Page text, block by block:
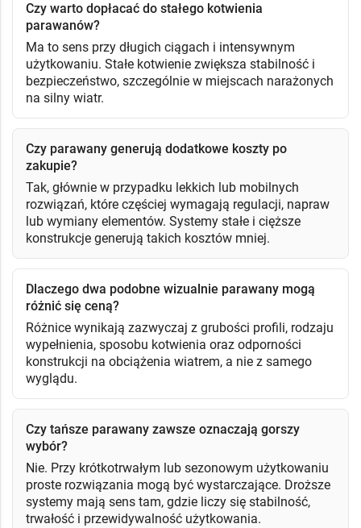
Czy warto dopłacać do stałego kotwienia
parawanów?
Ma to sens przy długich ciągach i intensywnym
użytkowaniu. Stałe kotwienie zwiększa stabilność i
bezpieczeństwo, szczególnie w miejscach narażonych
na silny wiatr.
Czy parawany generują dodatkowe koszty po
zakupie?
Tak, głównie w przypadku lekkich lub mobilnych
rozwiązań, które częściej wymagają regulacji, napraw
lub wymiany elementów. Systemy stałe i cięższe
konstrukcje generują takich kosztów mniej.
Dlaczego dwa podobne wizualnie parawany mogą
różnić się ceną?
Różnice wynikają zazwyczaj z grubości profili, rodzaju
wypełnienia, sposobu kotwienia oraz odporności
konstrukcji na obciążenia wiatrem, a nie z samego
wyglądu.
Czy tańsze parawany zawsze oznaczają gorszy
wybór?
Nie. Przy krótkotrwałym lub sezonowym użytkowaniu
proste rozwiązania mogą być wystarczające. Droższe
systemy mają sens tam, gdzie liczy się stabilność,
trwałość i przewidywalność użytkowania.